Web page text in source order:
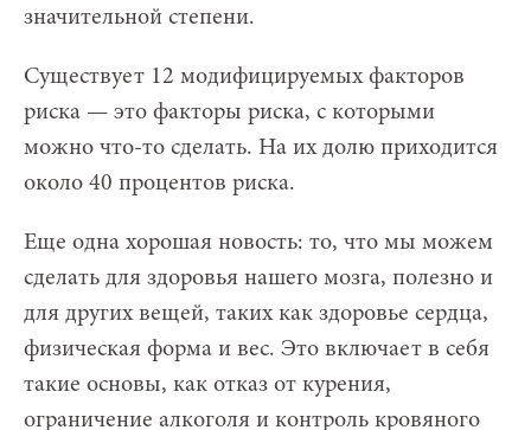
значительной степени.
Существует 12 модифицируемых факторов
риска — это факторы риска, с которыми
можно что-то сделать. На их долю приходится
около 40 процентов риска.
Еще одна хорошая новость: то, что мы можем
сделать для здоровья нашего мозга, полезно и
для других вещей, таких как здоровье сердца,
физическая форма и вес. Это включает в себя
такие основы, как отказ от курения,
ограничение алкоголя и контроль кровяного